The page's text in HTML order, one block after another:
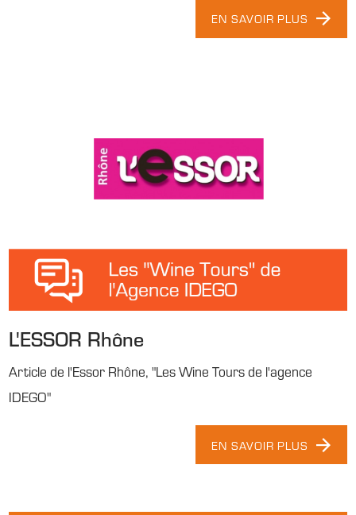
EN SAVOIR PLUS
L'ESSOR Rhône
Article de l'Essor Rhône, "Les Wine Tours de l'agence
IDEGO"
EN SAVOIR PLUS